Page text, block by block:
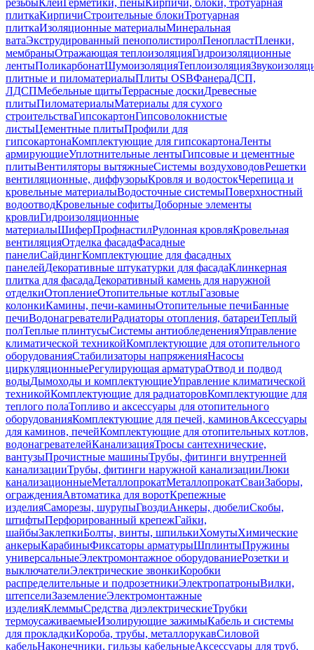
резьбыКлеиГерметики, пеныКирпичи, блоки, тротуарная
плиткаКирпичиСтроительные блокиТротуарная
плиткаИзоляционные материалыМинеральная
ватаЭкструдированный пенополистиролПенопластПленки,
мембраныОтражающая теплоизоляцияГидроизоляционные
лентыПоликарбонатШумоизоляцияТеплоизоляция
плитные и пиломатериалыПлиты OSBФанераДСП,
ЛДСПМебельные щитыТеррасные доскиДревесные
плитыПиломатериалыМатериалы для сухого
строительстваГипсокартонГипсоволокнистые
листыЦементные плитыПрофили для
гипсокартонаКомплектующие для гипсокартонаЛенты
армирующиеУплотнительные лентыГипсовые и цементные
плитыВентиляторы вытяжныеСистемы воздуховодовРешетки
вентиляционные, диффузорыКровля и водостокЧерепица и
кровельные материалыВодосточные системыПоверхностный
водоотводКровельные софитыДоборные элементы
кровлиГидроизоляционные
материалыШиферПрофнастилРулонная кровляКровельная
вентиляцияОтделка фасадаФасадные
панелиСайдингКомплектующие для фасадных
панелейДекоративные штукатурки для фасадаКлинкерная
плитка для фасадаДекоративный камень для наружной
отделкиОтоплениеОтопительные котлыГазовые
колонкиКамины, печи-каминыОтопительные печиБанные
печиВодонагревателиРадиаторы отопления, батареиТеплый
полТеплые плинтусыСистемы антиобледененияУправление
климатической техникойКомплектующие для отопительного
оборудованияСтабилизаторы напряженияНасосы
циркуляционныеРегулирующая арматураОтвод и подвод
водыДымоходы и комплектующиеУправление климатической
техникойКомплектующие для радиаторовКомплектующие для
теплого полаТопливо и аксессуары для отопительного
оборудованияКомплектующие для печей, каминовАксессуары
для каминов, печейКомплектующие для отопительных котлов,
водонагревателейКанализацияТросы сантехнические,
вантузыПрочистные машиныТрубы, фитинги внутренней
канализацииТрубы, фитинги наружной канализацииЛюки
канализационныеМеталлопрокатМеталлопрокатСваиЗаборы,
огражденияАвтоматика для воротКрепежные
изделияСаморезы, шурупыГвоздиАнкеры, дюбелиСкобы,
штифтыПерфорированный крепежГайки,
шайбыЗаклепкиБолты, винты, шпилькиХомутыХимические
анкерыКарабиныФиксаторы арматурыШплинтыПружины
универсальныеЭлектромонтажное оборудованиеРозетки и
выключателиЭлектрические звонкиКоробки
распределительные и подрозетникиЭлектропатроныВилки,
штепселиЗаземлениеЭлектромонтажные
изделияКлеммыСредства диэлектрическиеТрубки
термоусаживаемыеИзолирующие зажимыКабель и системы
для прокладкиКороба, трубы, металлорукавСиловой
кабельНаконечники, гильзы кабельныеАксессуары для труб,